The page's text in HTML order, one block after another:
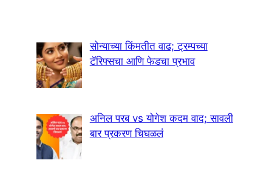
सोन्याच्या किंमतीत वाढ; ट्रम्पच्या
टॅरिफ्सचा आणि फेडचा प्रभाव
अनिल परब vs योगेश कदम वाद; सावली
बार प्रकरण चिघळलं